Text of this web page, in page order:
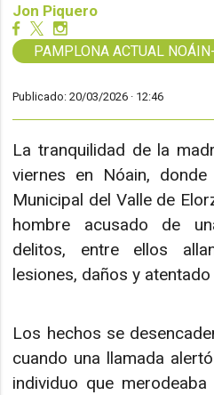
Jon Piquero
PAMPLONA ACTUAL
Publicado: 20/03/2026 · 12:46
La tranquilidad de la
viernes en Nóain,
Municipal del Valle de
hombre acusado de
delitos, entre ellos
lesiones, daños y
Los hechos se
cuando una llamada
individuo que